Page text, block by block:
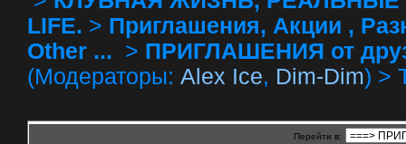
LIFE. > Приглашения, Акции ,
Other ... > ПРИГЛАШЕНИЯ от
(Модераторы: Alex Ice, Dim-Dim) >
Перейти в: